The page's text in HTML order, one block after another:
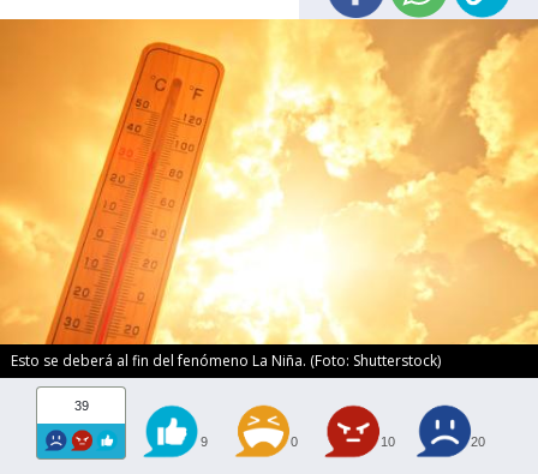
Esto se deberá al fin del fenómeno La Niña. (Foto: Shutterstock)
39
9 0 10 20